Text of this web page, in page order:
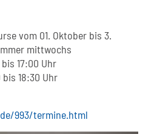
vom 01. Oktober bis 3.
mittwochs
17:00 Uhr
18:30 Uhr
993/termine.html